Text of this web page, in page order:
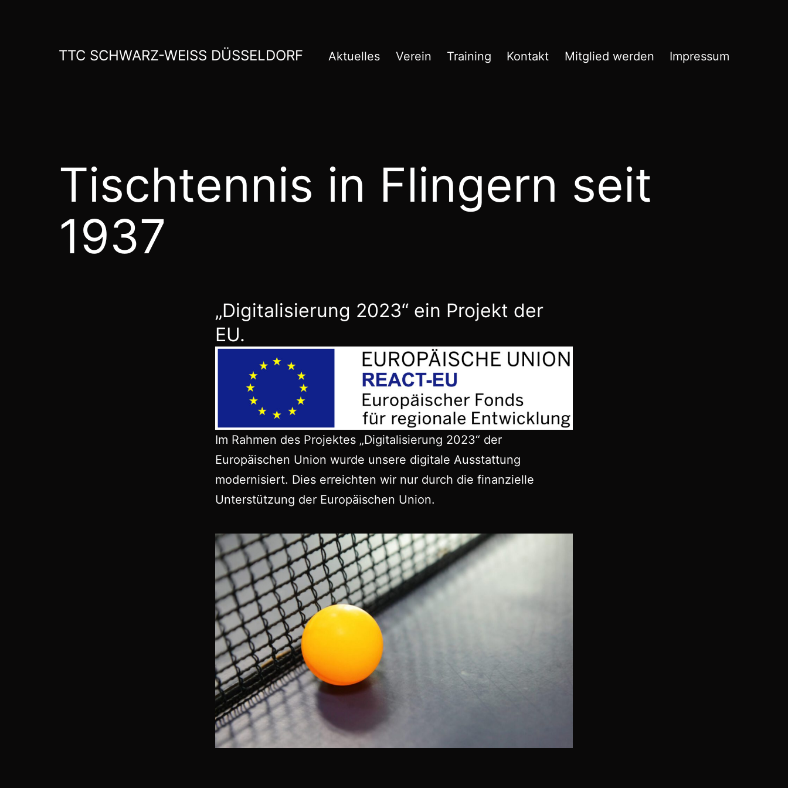
TTC SCHWARZ-WEISS DÜSSELDORF Aktuelles Verein Training Kontakt Mitglied werden Impressum
Tischtennis in Flingern seit
1937
„Digitalisierung 2023“ ein Projekt der
EU.
Im Rahmen des Projektes „Digitalisierung 2023“ der
Europäischen Union wurde unsere digitale Ausstattung
modernisiert. Dies erreichten wir nur durch die finanzielle
Unterstützung der Europäischen Union.